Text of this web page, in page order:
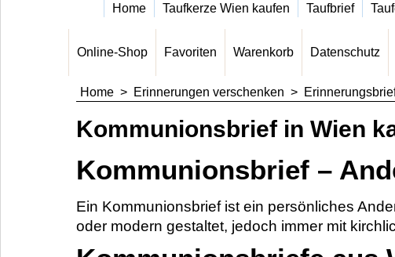
Home Taufkerze Wien kaufen Taufbrief
Online-Shop Favoriten Warenkorb Datenschutz
Home > Erinnerungen verschenken >
Kommunionsbrief in Wien
Kommunionsbrief –
Ein Kommunionsbrief ist ein persönliches
oder modern gestaltet, jedoch immer mit